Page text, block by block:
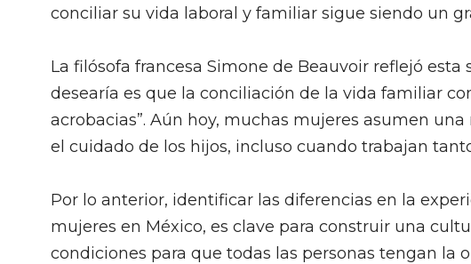
conciliar su vida laboral y familiar sigue siendo un
La filósofa francesa Simone de Beauvoir reflejó esta
desearía es que la conciliación de la vida familiar
acrobacias”. Aún hoy, muchas mujeres asumen
el cuidado de los hijos, incluso cuando trabajan
Por lo anterior, identificar las diferencias en la
mujeres en México, es clave para construir una
condiciones para que todas las personas tengan la